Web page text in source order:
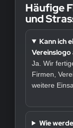
Häufige
und
Kann ich
Vereinslogo
Ja. Wir
Firmen,
weitere
Wie